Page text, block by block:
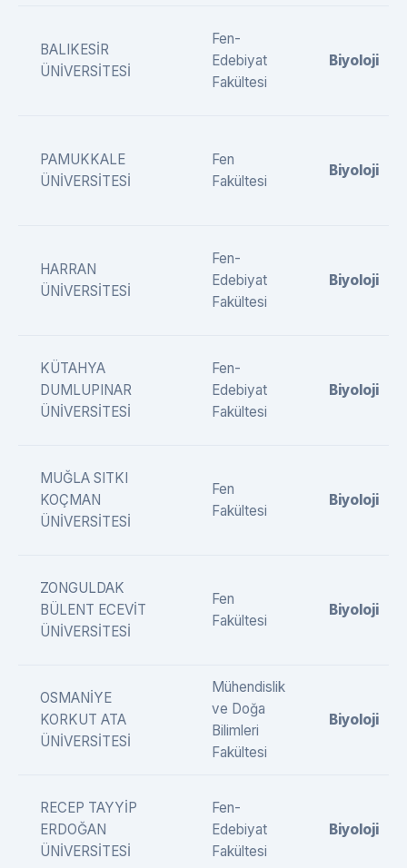
BALIKESİR
ÜNİVERSİTESİ
Fen-
Edebiyat
Fakültesi
Biyoloji
PAMUKKALE
ÜNİVERSİTESİ
Fen
Fakültesi
Biyoloji
HARRAN
ÜNİVERSİTESİ
Fen-
Edebiyat
Fakültesi
Biyoloji
KÜTAHYA
DUMLUPINAR
ÜNİVERSİTESİ
Fen-
Edebiyat
Fakültesi
Biyoloji
MUĞLA SITKI
KOÇMAN
ÜNİVERSİTESİ
Fen
Fakültesi
Biyoloji
ZONGULDAK
BÜLENT ECEVİT
ÜNİVERSİTESİ
Fen
Fakültesi
Biyoloji
OSMANİYE
KORKUT ATA
ÜNİVERSİTESİ
Mühendislik
ve Doğa
Bilimleri
Fakültesi
Biyoloji
RECEP TAYYİP
ERDOĞAN
ÜNİVERSİTESİ
Fen-
Edebiyat
Fakültesi
Biyoloji